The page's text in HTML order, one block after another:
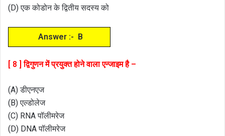
(D) एक कोडोन के द्वितीय सदस्य को
Answer :- B
[ 8 ] द्विगुणन में प्रयुक्त होने वाला एन्जाइम है –
(A) डीएनएज
(B) एल्डोलेज
(C) RNA पॉलीमरेज
(D) DNA पॉलीमरेज